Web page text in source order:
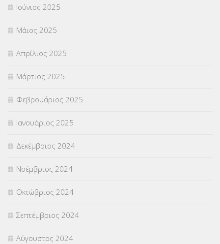
Ιούνιος 2025
Μάιος 2025
Απρίλιος 2025
Μάρτιος 2025
Φεβρουάριος 2025
Ιανουάριος 2025
Δεκέμβριος 2024
Νοέμβριος 2024
Οκτώβριος 2024
Σεπτέμβριος 2024
Αύγουστος 2024